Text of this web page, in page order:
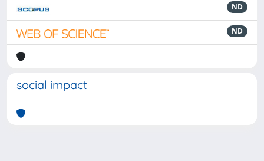
ND
ND
social impact